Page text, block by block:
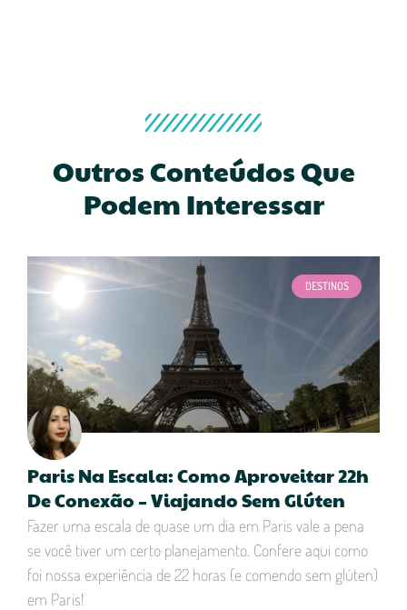
Outros Conteúdos Que
Podem Interessar
DESTINOS
Paris Na Escala: Como Aproveitar 22h
De Conexão – Viajando Sem Glúten
Fazer uma escala de quase um dia em Paris vale a pena
se você tiver um certo planejamento. Confere aqui como
foi nossa experiência de 22 horas (e comendo sem glúten)
em Paris!